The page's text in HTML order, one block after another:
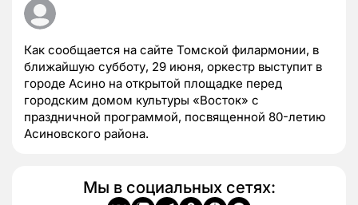
Как сообщается на сайте Томской филармонии, в
ближайшую субботу, 29 июня, оркестр выступит в
городе Асино на открытой площадке перед
городским домом культуры «Восток» с
праздничной программой, посвященной 80-летию
Асиновского района.
Мы в социальных сетях: